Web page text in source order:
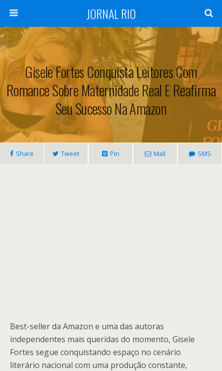
JORNAL RIO
Gisele Fortes Conquista Leitores Com
Romance Sobre Maternidade Real E Reafirma
Seu Sucesso Na Amazon
Share Tweet Pin Mail SMS
Best-seller da Amazon e uma das autoras
independentes mais queridas do momento, Gisele
Fortes segue conquistando espaço no cenário
literário nacional com uma produção constante,